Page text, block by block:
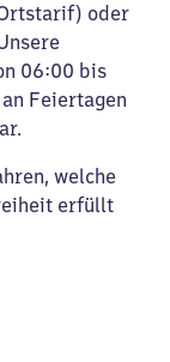
oder
06:00 bis
Feiertagen
welche
erfüllt